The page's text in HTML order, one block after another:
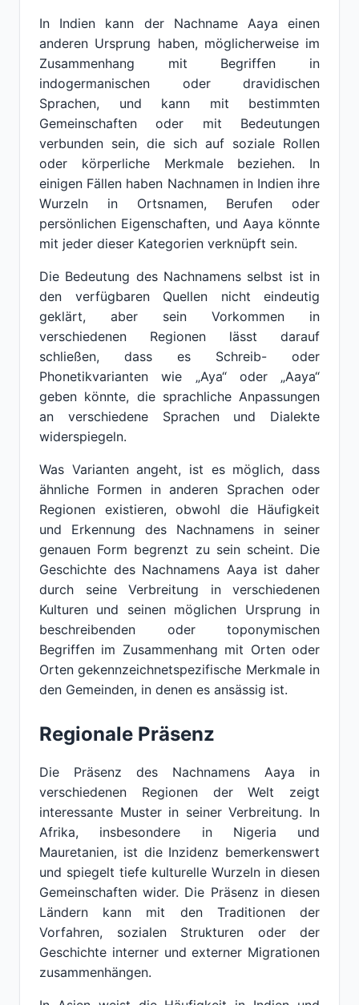
In Indien kann der Nachname Aaya einen
anderen Ursprung haben, möglicherweise im
Zusammenhang mit Begriffen in
indogermanischen oder dravidischen
Sprachen, und kann mit bestimmten
Gemeinschaften oder mit Bedeutungen
verbunden sein, die sich auf soziale Rollen
oder körperliche Merkmale beziehen. In
einigen Fällen haben Nachnamen in Indien ihre
Wurzeln in Ortsnamen, Berufen oder
persönlichen Eigenschaften, und Aaya könnte
mit jeder dieser Kategorien verknüpft sein.
Die Bedeutung des Nachnamens selbst ist in
den verfügbaren Quellen nicht eindeutig
geklärt, aber sein Vorkommen in
verschiedenen Regionen lässt darauf
schließen, dass es Schreib- oder
Phonetikvarianten wie „Aya“ oder „Aaya“
geben könnte, die sprachliche Anpassungen
an verschiedene Sprachen und Dialekte
widerspiegeln.
Was Varianten angeht, ist es möglich, dass
ähnliche Formen in anderen Sprachen oder
Regionen existieren, obwohl die Häufigkeit
und Erkennung des Nachnamens in seiner
genauen Form begrenzt zu sein scheint. Die
Geschichte des Nachnamens Aaya ist daher
durch seine Verbreitung in verschiedenen
Kulturen und seinen möglichen Ursprung in
beschreibenden oder toponymischen
Begriffen im Zusammenhang mit Orten oder
Orten gekennzeichnetspezifische Merkmale in
den Gemeinden, in denen es ansässig ist.
Regionale Präsenz
Die Präsenz des Nachnamens Aaya in
verschiedenen Regionen der Welt zeigt
interessante Muster in seiner Verbreitung. In
Afrika, insbesondere in Nigeria und
Mauretanien, ist die Inzidenz bemerkenswert
und spiegelt tiefe kulturelle Wurzeln in diesen
Gemeinschaften wider. Die Präsenz in diesen
Ländern kann mit den Traditionen der
Vorfahren, sozialen Strukturen oder der
Geschichte interner und externer Migrationen
zusammenhängen.